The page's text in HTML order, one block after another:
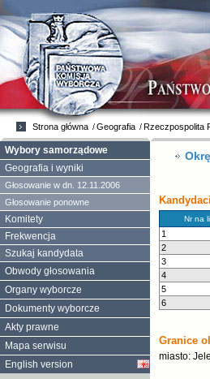
Nr na
1
2
3
4
5
6
Granice
miasto:
Strona główna Geografia Rzeczpospolita
Wybory samorządowe
Geografia i wyniki
Głosowanie w dn. 12.11.2006
Głosowanie ponowne
Komitety
Frekwencja
Szukaj kandydata
Obwody głosowania
Organy wyborcze
Dokumenty wyborcze
Akty prawne
Mapa serwisu
English version